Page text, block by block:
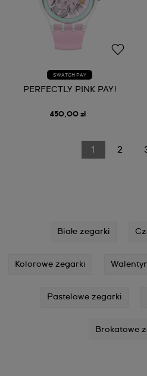
SWATCH PAY
PERFECTLY PINK PAY!
450,00 zł
1 2
Białe zegarki
Kolorowe zegarki
Pastelowe zegarki
Brokatowe